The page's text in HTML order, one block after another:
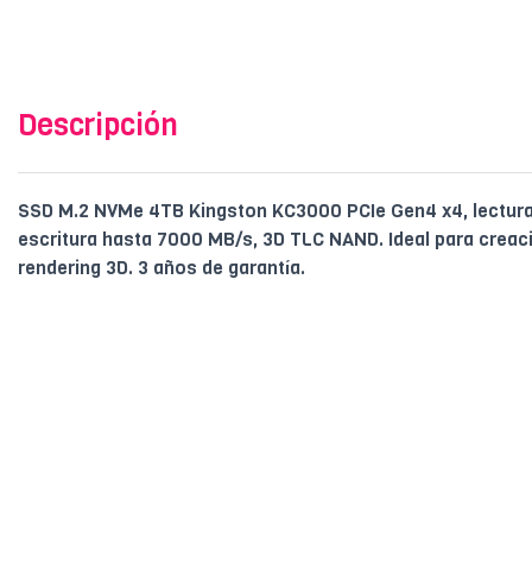
Descripción
SSD M.2 NVMe 4TB Kingston KC3000 PCIe Gen4 x4,
escritura hasta 7000 MB/s, 3D TLC NAND. Ideal para
rendering 3D. 3 años de garantía.